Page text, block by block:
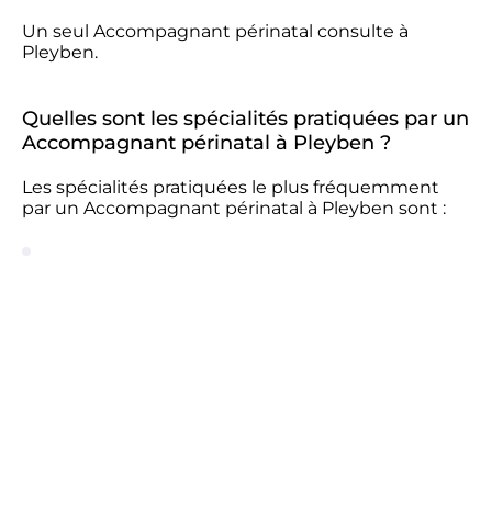
Un seul Accompagnant périnatal consulte à
Pleyben.
Quelles sont les spécialités pratiquées par un
Accompagnant périnatal à Pleyben ?
Les spécialités pratiquées le plus fréquemment
par un Accompagnant périnatal à Pleyben sont :